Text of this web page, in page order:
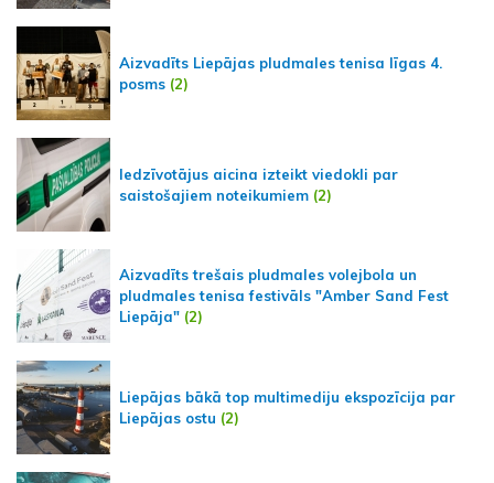
Aizvadīts Liepājas pludmales tenisa līgas 4.
posms (2)
Iedzīvotājus aicina izteikt viedokli par
saistošajiem noteikumiem (2)
Aizvadīts trešais pludmales volejbola un
pludmales tenisa festivāls "Amber Sand Fest
Liepāja" (2)
Liepājas bākā top multimediju ekspozīcija par
Liepājas ostu (2)